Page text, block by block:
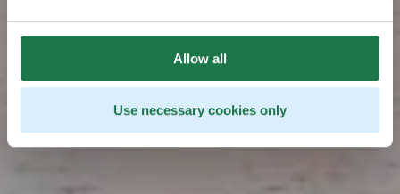
Allow all
Use necessary cookies only